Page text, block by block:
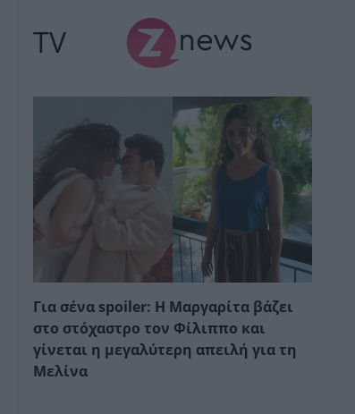
TV
Για σένα spoiler: Η Μαργαρίτα βάζει
στο στόχαστρο τον Φίλιππο και
γίνεται η μεγαλύτερη απειλή για τη
Μελίνα